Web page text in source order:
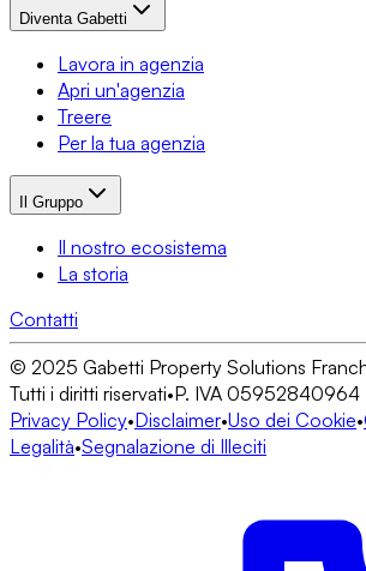
Diventa Gabetti
Lavora in agenzia
Apri un'agenzia
Treere
Per la tua agenzia
Il Gruppo
Il nostro ecosistema
La storia
Contatti
© 2025 Gabetti Property Solutions
Tutti i diritti riservati•P. IVA 05952840964
Privacy Policy•Disclaimer•Uso dei Cookie•
Legalità•Segnalazione di Illeciti